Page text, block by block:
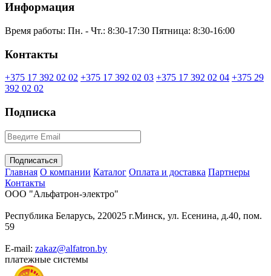
Информация
Время работы: Пн. - Чт.: 8:30-17:30 Пятница: 8:30-16:00
Контакты
+375 17 392 02 02 +375 17 392 02 03 +375 17 392 02 04 +375 29
392 02 02
Подписка
Главная О компании Каталог Оплата и доставка Партнеры
Контакты
ООО "Альфатрон-электро"
Республика Беларусь, 220025 г.Минск, ул. Есенина, д.40, пом.
59
E-mail: zakaz@alfatron.by
платежные системы